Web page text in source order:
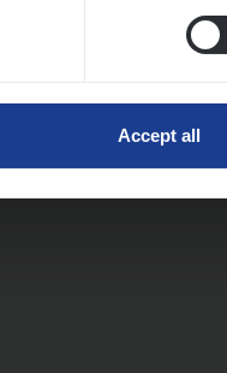
Accept all